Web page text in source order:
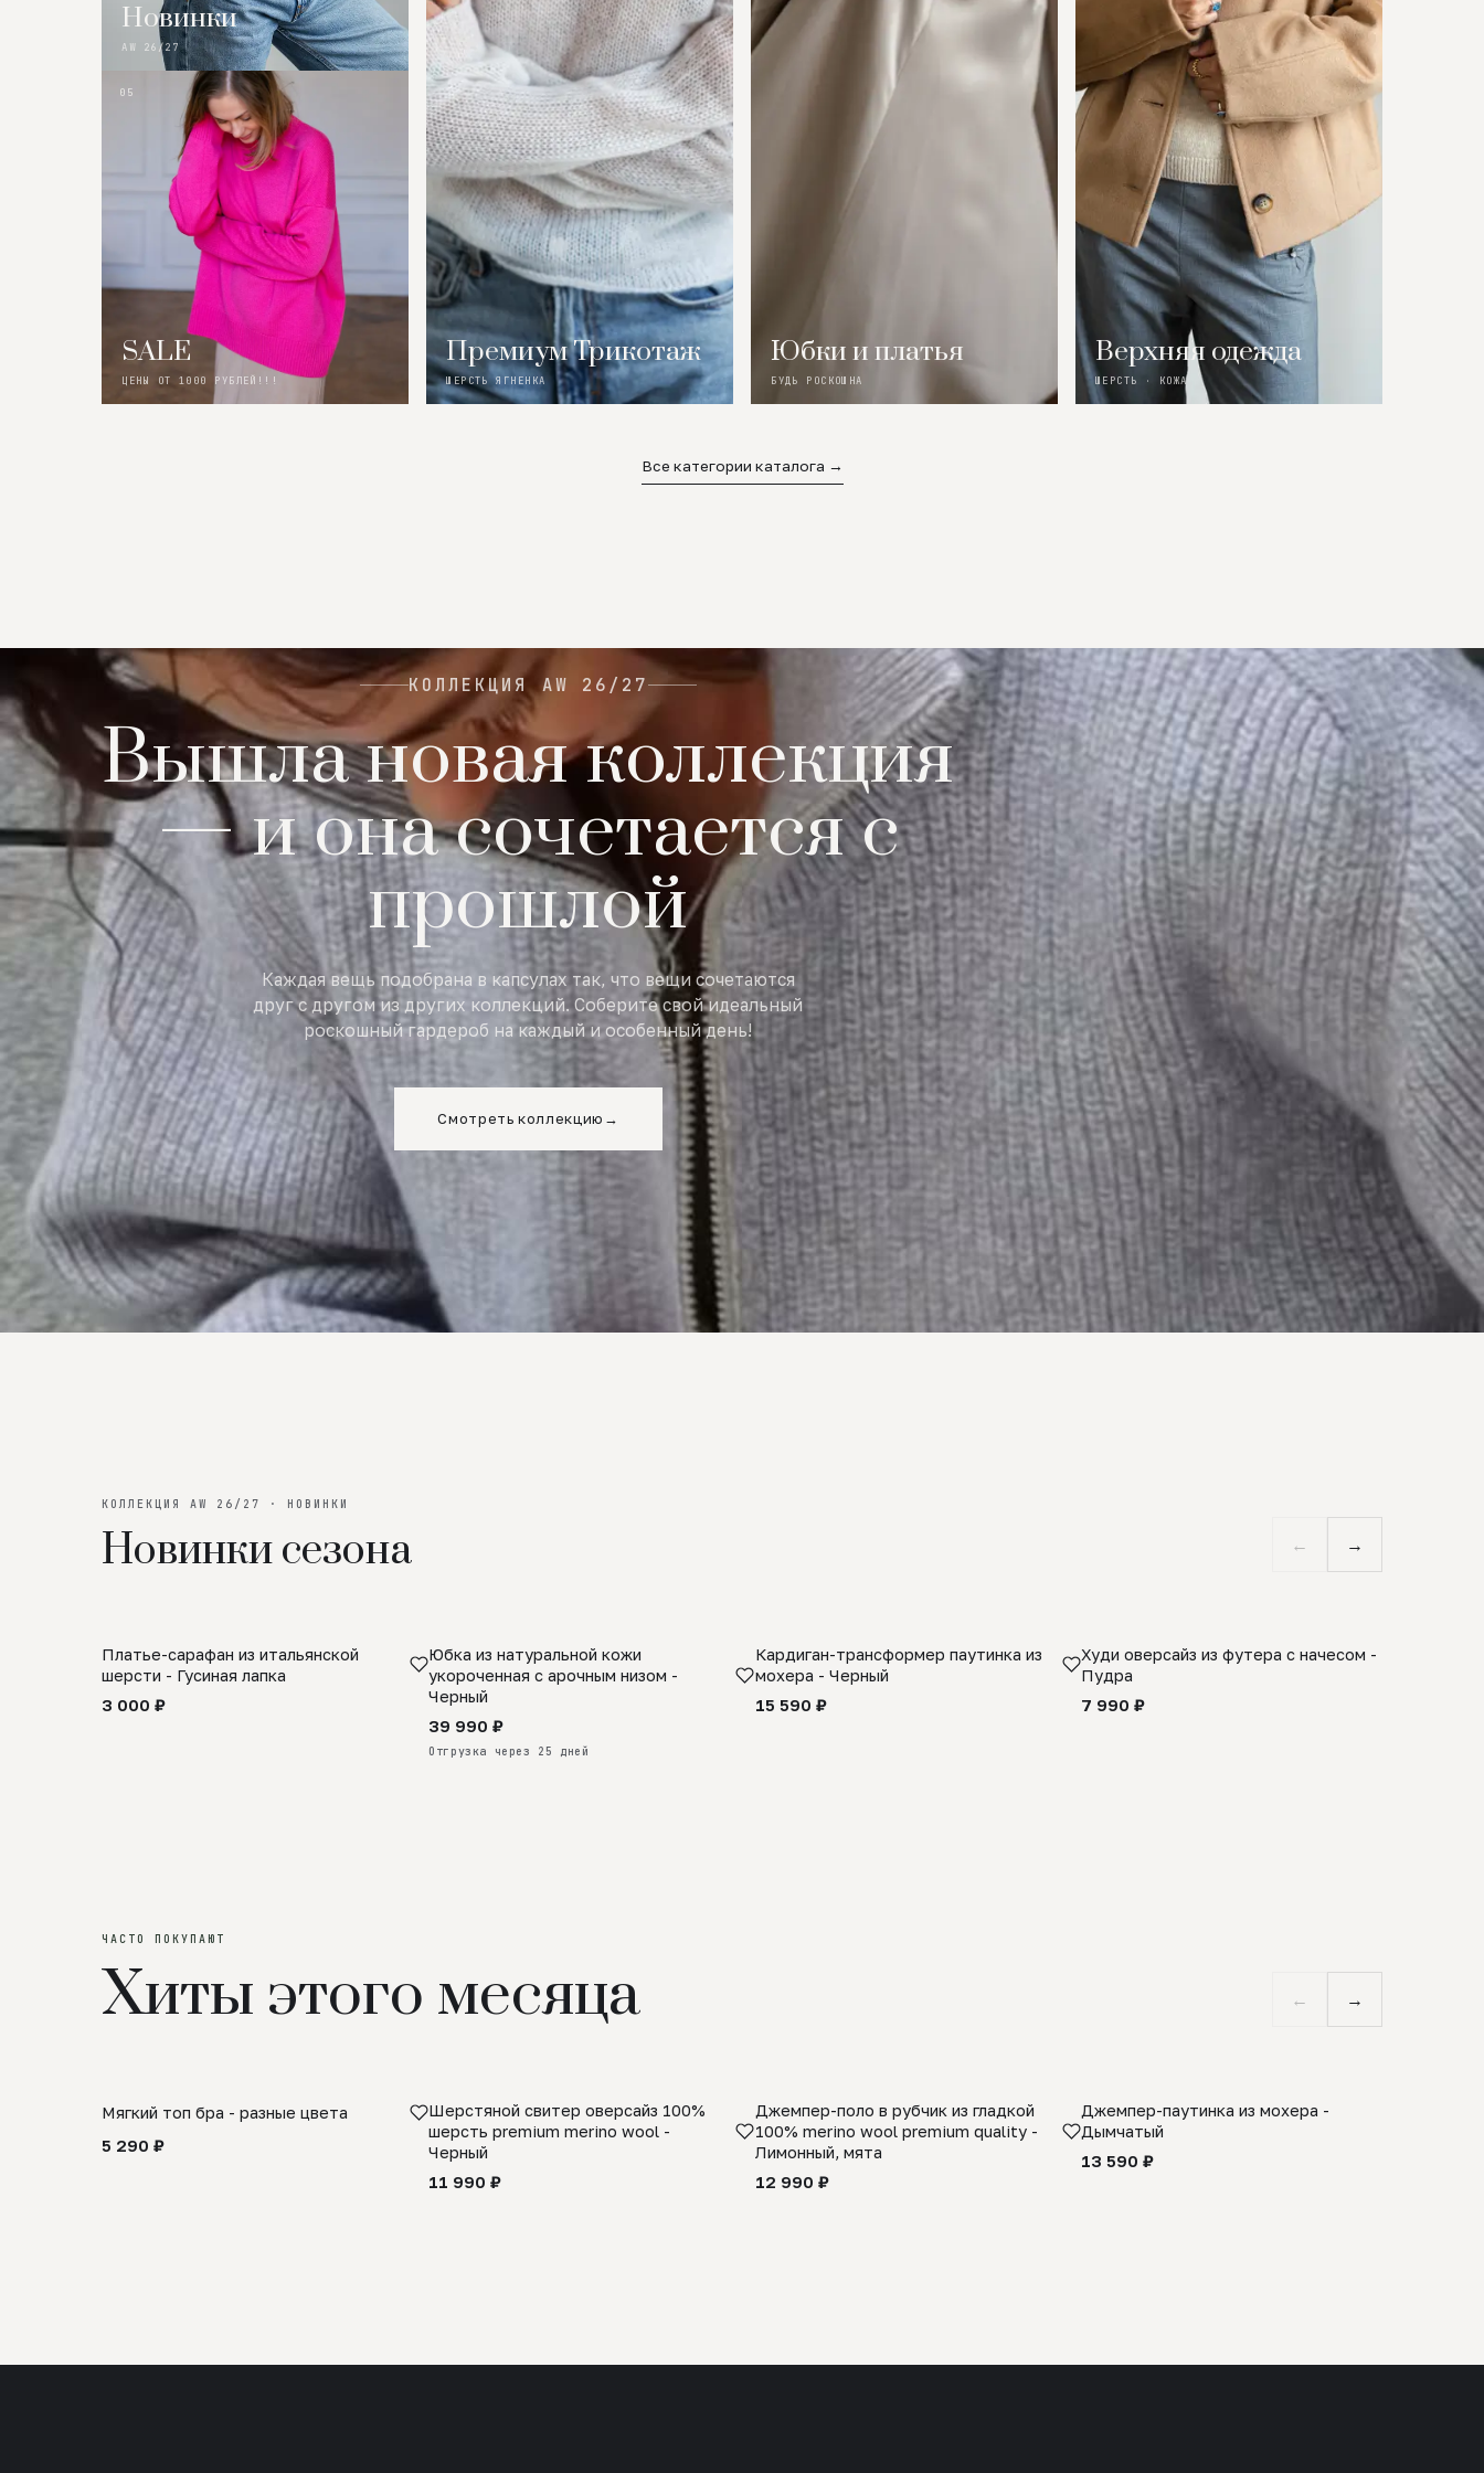
Новинки
AW 26/27
05
SALE
ЦЕНЫ ОТ 1000 РУБЛЕЙ!!!
Премиум Трикотаж
ШЕРСТЬ ЯГНЕНКА
Юбки и платья
БУДЬ РОСКОШНА
Верхняя одежда
ШЕРСТЬ · КОЖА
Все категории каталога →
КОЛЛЕКЦИЯ AW 26/27
Вышла новая коллекция
— и она сочетается с
прошлой
Каждая вещь подобрана в капсулах так, что вещи сочетаются
друг с другом из других коллекций. Соберите свой идеальный
роскошный гардероб на каждый и особенный день!
Смотреть коллекцию →
КОЛЛЕКЦИЯ AW 26/27 · НОВИНКИ
Новинки сезона ← →
SALE
Платье-сарафан из итальянской
шерсти - Гусиная лапка
3 000 ₽
ПРЕДЗАКАЗ
Юбка из натуральной кожи
укороченная с арочным низом -
Черный
39 990 ₽
Отгрузка через 25 дней
Кардиган-трансформер паутинка из
мохера - Черный
15 590 ₽
Худи оверсайз из футера с начесом -
Пудра
7 990 ₽
ЧАСТО ПОКУПАЮТ
Хиты этого месяца ← →
Мягкий топ бра - разные цвета
5 290 ₽
Шерстяной свитер оверсайз 100%
шерсть premium merino wool -
Черный
11 990 ₽
Джемпер-поло в рубчик из гладкой
100% merino wool premium quality -
Лимонный, мята
12 990 ₽
Джемпер-паутинка из мохера -
Дымчатый
13 590 ₽